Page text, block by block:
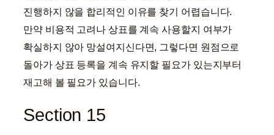
진행하지 않을 합리적인 이유를 찾기 어렵습니다.
만약 비용적 고려나 상표를 계속 사용할지 여부가
확실하지 않아 망설여지신다면, 그렇다면 원점으로
돌아가 상표 등록을 계속 유지할 필요가 있는지부터
재고해 볼 필요가 있습니다.
Section 15